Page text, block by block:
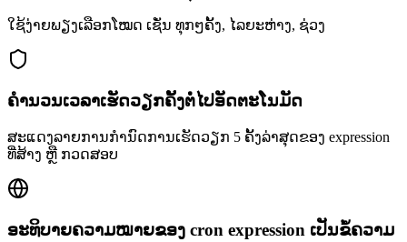
ໃຊ້ງ່າຍພຽງເລືອກໂໝດ ເຊັ່ນ ທຸກໆຄັ້ງ, ໄລຍະຫ່າງ, ຊ່ວງ
ຄຳນວນເວລາເຮັດວຽກຄັ້ງຕໍ່ໄປອັດຕະໂນມັດ
ສະແດງລາຍການກຳນົດການເຮັດວຽກ 5 ຄັ້ງລ່າສຸດຂອງ expression
ທີ່ສ້າງ ຫຼື ກວດສອບ
ອະທິບາຍຄວາມໝາຍຂອງ cron expression ເປັນຂໍ້ຄວາມ